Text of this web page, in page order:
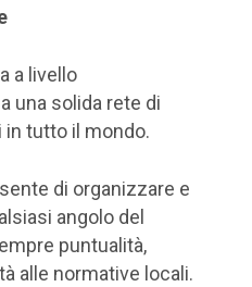
a livello
una solida rete di
in tutto il mondo.
di organizzare e
angolo del
puntualità,
alle normative locali.